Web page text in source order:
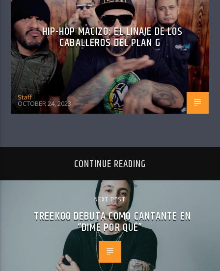
HIP-HOP MACIZO: EL LINAJE DE LOS
CABALLEROS DEL PLAN G
Staff
OCTOBER 24, 2023
CONTINUE READING
NEXT POST
TREEKOO DEBUTA COMO CANTANTE EN
“DIME POR QUÉ”